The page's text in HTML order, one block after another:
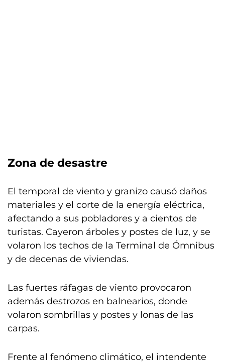
Zona de desastre
El temporal de viento y granizo causó daños
materiales y el corte de la energía eléctrica,
afectando a sus pobladores y a cientos de
turistas. Cayeron árboles y postes de luz, y se
volaron los techos de la Terminal de Ómnibus
y de decenas de viviendas.
Las fuertes ráfagas de viento provocaron
además destrozos en balnearios, donde
volaron sombrillas y postes y lonas de las
carpas.
Frente al fenómeno climático, el intendente